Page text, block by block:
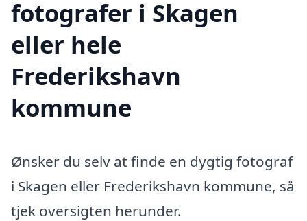
fotografer i Skagen
eller hele
Frederikshavn
kommune
Ønsker du selv at finde en dygtig fotograf
i Skagen eller Frederikshavn kommune, så
tjek oversigten herunder.